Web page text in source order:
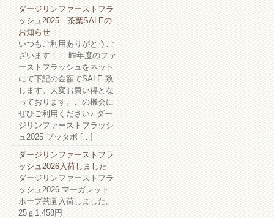
ダージリンファーストフラ
ッシュ2025 茶葉SALEの
お知らせ
いつもご利用ありがとうご
ざいます！！ 昨年度のファ
ーストフラッシュをネット
にて下記の金額でSALE 致
します。大変お買い得とな
っております。この機会に
ぜひご利用ください♪ ダー
ジリンファーストフラッシ
ュ2025 プッタボ […]
ダージリンファーストフラ
ッシュ2026入荷しました
ダージリンファーストフラ
ッシュ2026 マーガレット
ホープ茶園入荷しました。
25ｇ1,458円